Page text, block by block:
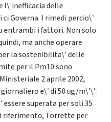
l\'inefficacia delle
Governa. I rimedi percio\'
entrambi i fattori. Non solo
ma anche operare
la sostenibilita\' delle
per il Pm10 sono
2 aprile 2002,
giornaliero e\' di 50 ug/m\'\':
superata per soli 35
riferimento, Torrette per